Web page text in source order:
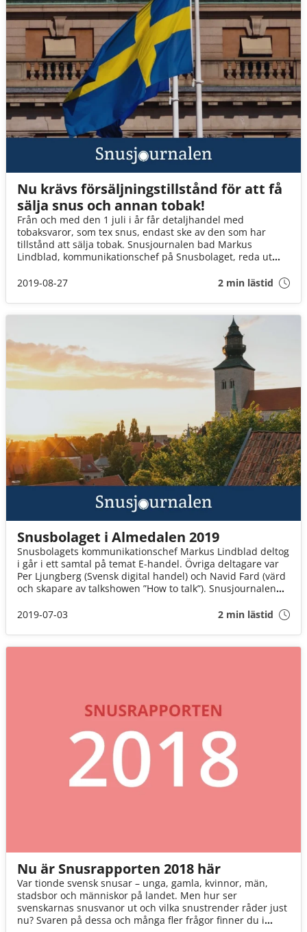
Nu krävs försäljningstillstånd för att få
sälja snus och annan tobak!
Från och med den 1 juli i år får detaljhandel med
tobaksvaror, som tex snus, endast ske av den som har
tillstånd att sälja tobak. Snusjournalen bad Markus
Lindblad, kommunikationschef på Snusbolaget, reda ut
2019-08-27
2 min lästid
Snusbolaget i Almedalen 2019
Snusbolagets kommunikationschef Markus Lindblad deltog
i går i ett samtal på temat E-handel. Övriga deltagare var
Per Ljungberg (Svensk digital handel) och Navid Fard (värd
och skapare av talkshowen ”How to talk”). Snusjournalen
2019-07-03
2 min lästid
Nu är Snusrapporten 2018 här
Var tionde svensk snusar – unga, gamla, kvinnor, män,
stadsbor och människor på landet. Men hur ser
svenskarnas snusvanor ut och vilka snustrender råder just
nu? Svaren på dessa och många fler frågor finner du i